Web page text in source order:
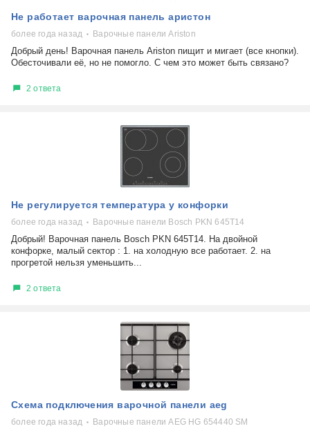
Не работает варочная панель аристон
более года назад Варочные панели Ariston
Добрый день! Варочная панель Ariston пищит и мигает (все кнопки).
Обесточивали её, но не помогло. С чем это может быть связано?
2 ответа
Не регулируется температура у конфорки
более года назад Варочные панели Bosch PKN 645T14
Добрый! Варочная панель Bosch PKN 645T14. На двойной
конфорке, малый сектор : 1. на холодную все работает. 2. на
прогретой нельзя уменьшить...
2 ответа
Схема подключения варочной панели aeg
более года назад Варочные панели AEG HG 654440 SM